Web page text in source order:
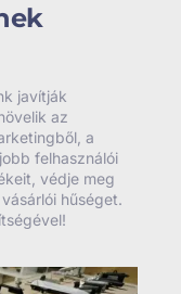
javítják
az
a
felhasználói
védje meg
hűséget.